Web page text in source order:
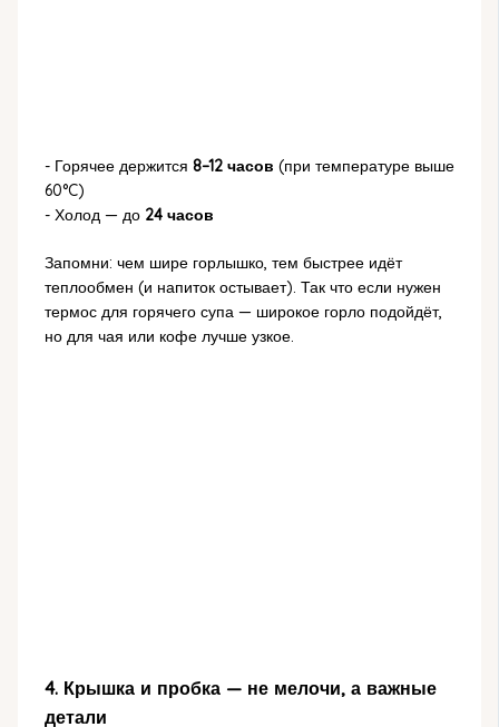
- Горячее держится 8–12 часов (при температуре выше
60°C)
- Холод — до 24 часов
Запомни: чем шире горлышко, тем быстрее идёт
теплообмен (и напиток остывает). Так что если нужен
термос для горячего супа — широкое горло подойдёт,
но для чая или кофе лучше узкое.
4. Крышка и пробка — не мелочи, а важные
детали